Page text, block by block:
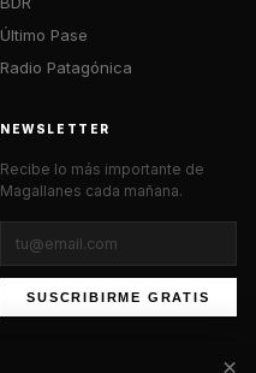
Último Pase
Radio Patagónica
NEWSLETTER
Recibe lo más importante de
Magallanes cada mañana.
SUSCRIBIRME GRATIS